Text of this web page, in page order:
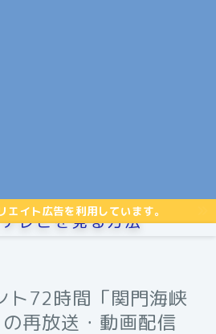
エイト広告を利用しています。
レビを見る方法
ト72時間「関門海峡
再放送・動画配信